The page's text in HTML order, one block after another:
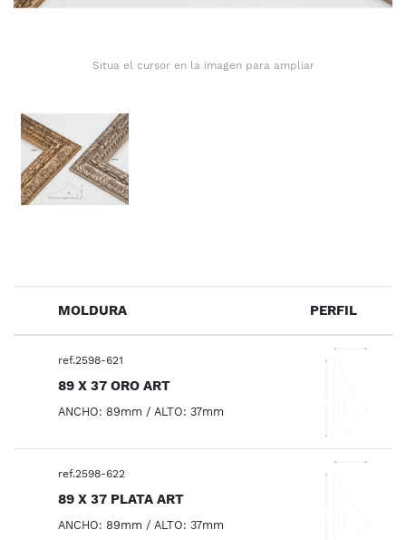
Situa el cursor en la imagen para ampliar
MOLDURA PERFIL
ref.2598-621
89 X 37 ORO ART
ANCHO: 89mm / ALTO: 37mm
ref.2598-622
89 X 37 PLATA ART
ANCHO: 89mm / ALTO: 37mm